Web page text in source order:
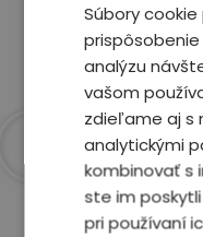
Zobraziť
Prečo
Súbory
analýzu
vašom
zdieľame aj s
analytickými
kombinovať s
ste im
pri používaní